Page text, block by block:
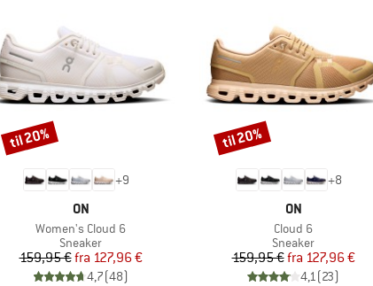
+9
MÆRKE
ON
Artikel
Women's Cloud 6
Produktgruppe
Sneaker
Pris
159,95 € Nedsat pris
fra 127,96 €
4,7(48)
Rabat
til 20%
+8
MÆRKE
ON
Artikel
Cloud 6
Produktgruppe
Sneaker
Pris
159,95 € Nedsat pris
fra 127,96 €
4,1(23)
Rabat
til 20%